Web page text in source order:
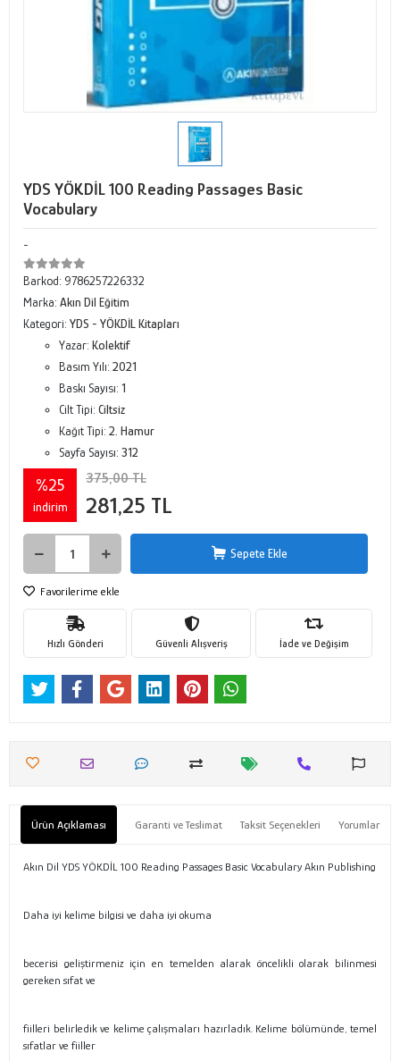
YDS YÖKDİL 100 Reading Passages Basic
Vocabulary
-
Barkod: 9786257226332
Marka: Akın Dil Eğitim
Kategori: YDS - YÖKDİL Kitapları
Yazar: Kolektif
Basım Yılı: 2021
Baskı Sayısı: 1
Cilt Tipi: Ciltsiz
Kağıt Tipi: 2. Hamur
Sayfa Sayısı: 312
%25
indirim
375,00 TL
281,25 TL
Sepete Ekle
Favorilerime ekle
Hızlı Gönderi Güvenli Alışveriş İade ve Değişim
Ürün Açıklaması Garanti ve Teslimat Taksit Seçenekleri Yorumlar
Akın Dil YDS YÖKDİL 100 Reading Passages Basic Vocabulary Akın Publishing
Daha iyi kelime bilgisi ve daha iyi okuma
becerisi geliştirmeniz için en temelden alarak öncelikli olarak bilinmesi
gereken sıfat ve
fiilleri belirledik ve kelime çalışmaları hazırladık. Kelime bölümünde, temel
sıfatlar ve fiiller